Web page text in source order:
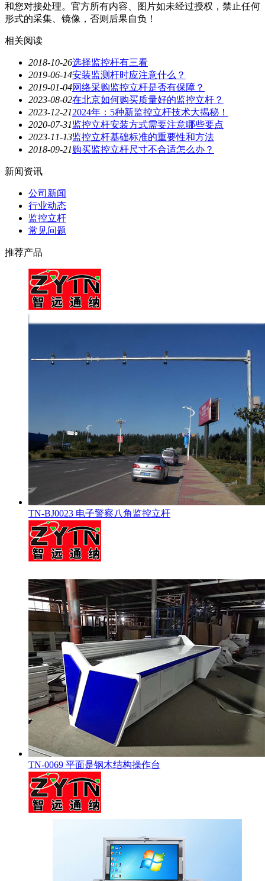
和您对接处理。官方所有内容、图片如未经过授权，禁止任何
形式的采集、镜像，否则后果自负！
相关阅读
2018-10-26选择监控杆有三看
2019-06-14安装监测杆时应注意什么？
2019-01-04网络采购监控立杆是否有保障？
2023-08-02在北京如何购买质量好的监控立杆？
2023-12-212024年：5种新监控立杆技术大揭秘！
2020-07-31监控立杆安装方式需要注意哪些要点
2023-11-13监控立杆基础标准的重要性和方法
2018-09-21购买监控立杆尺寸不合适怎么办？
新闻资讯
公司新闻
行业动态
监控立杆
常见问题
推荐产品
TN-BJ0023 电子警察八角监控立杆
TN-0069 平面是钢木结构操作台